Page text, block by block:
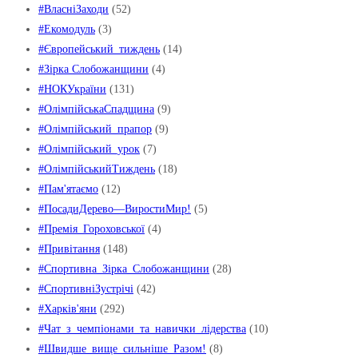
#ВласніЗаходи (52)
#Екомодуль (3)
#Європейський_тиждень (14)
#Зірка Слобожанщини (4)
#НОКУкраїни (131)
#ОлімпійськаСпадщина (9)
#Олімпійський_прапор (9)
#Олімпійський_урок (7)
#ОлімпійськийТиждень (18)
#Пам'ятаємо (12)
#ПосадиДерево—ВиростиМир! (5)
#Премія_Гороховської (4)
#Привітання (148)
#Спортивна_Зірка_Слобожанщини (28)
#СпортивніЗустрічі (42)
#Харків'яни (292)
#Чат_з_чемпіонами_та_навички_лідерства (10)
#Швидше_вище_сильніше_Pазом! (8)